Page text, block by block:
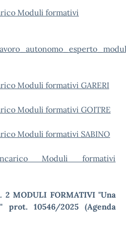
Moduli formativi
Moduli formativi GARERI
Moduli formativi GOITRE
Moduli formativi SABINO
Moduli formativi
2 MODULI FORMATIVI "Una
prot. 10546/2025 (Agenda